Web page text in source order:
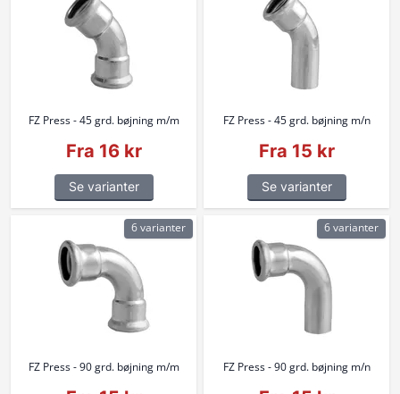
FZ Press - 45 grd. bøjning m/m
Fra 16 kr
Se varianter
FZ Press - 45 grd. bøjning m/n
Fra 15 kr
Se varianter
FZ Press - 90 grd. bøjning m/m
6 varianter
FZ Press - 90 grd. bøjning m/n
6 varianter